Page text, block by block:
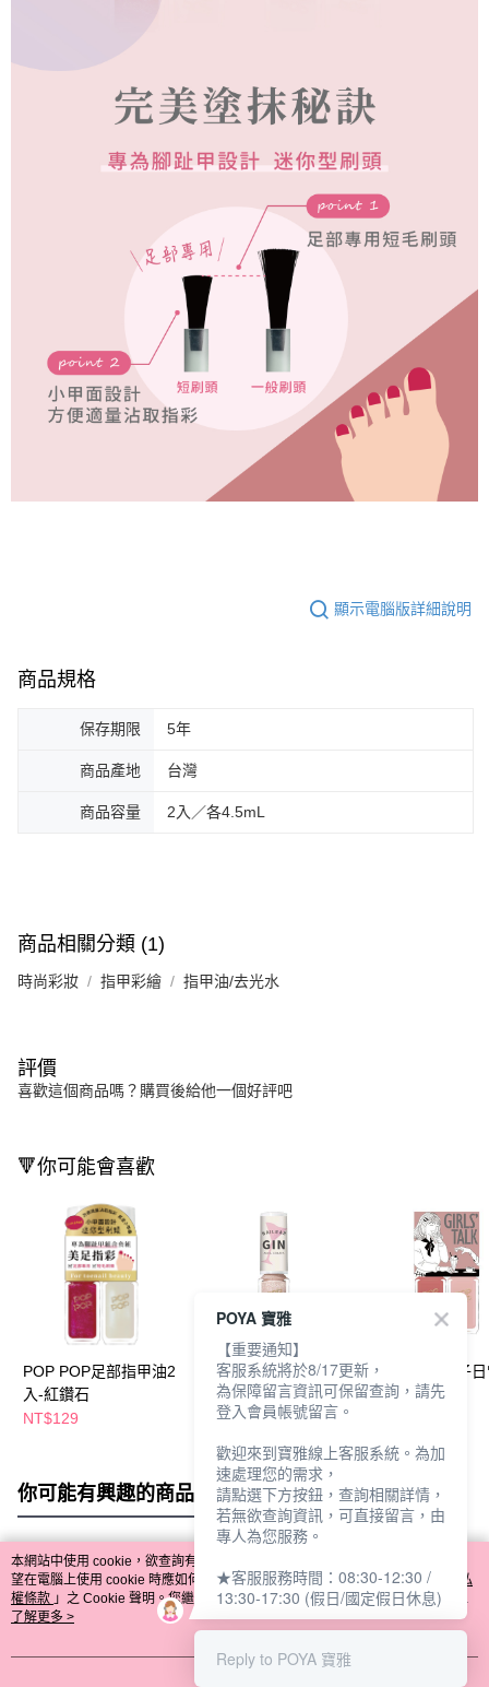
顯示電腦版詳細說明
商品規格
保存期限 5年
商品產地 台灣
商品容量 2入／各4.5mL
商品相關分類 (1)
時尚彩妝 指甲彩繪 指甲油/去光水
評價
喜歡這個商品嗎？購買後給他一個好評吧
🔻你可能會喜歡
POP POP足部指甲油2
入-紅鑽石
NT$129
POP POP 指甲油
4.5mL-多款任選
NT$65
POP POP 女子
甲油 2入
你可能有興趣的商品 全站排行
熱門標籤
本網站中使用 cookie，欲查詢有關本網站使用 cookie 方式之詳情，及若您不希
望在電腦上使用 cookie 時應如何變更電腦的 cookie 設定，請參閱本網站「
隱私
權條款 」之 Cookie 聲明。您繼續使用本網站即表示您同意本公司得按本網站使
用條款之 Cookie 聲明使用 cookie。
了解更多 >
POYA 寶雅
【重要通知】
客服系統將於8/17更新，
為保障留言資訊可保留查詢，請先
登入會員帳號留言。
歡迎來到寶雅線上客服系統。為加
速處理您的需求，
請點選下方按鈕，查詢相關詳情，
若無欲查詢資訊，可直接留言，由
專人為您服務。
★客服服務時間：08:30-12:30 /
13:30-17:30 (假日/國定假日休息)
Reply to POYA 寶雅